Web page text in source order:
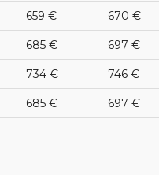
659 € 670 €
685 € 697 €
734 € 746 €
685 € 697 €